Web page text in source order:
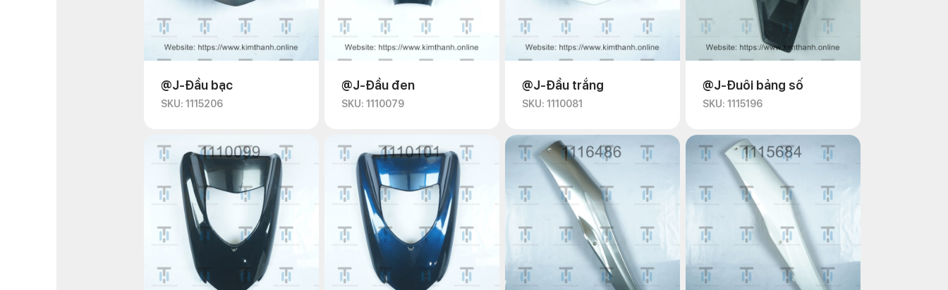
@J-Đầu bạc
SKU: 1115206
@J-Đầu đen
SKU: 1110079
@J-Đầu trắng
SKU: 1110081
@J-Đuôi bảng số
SKU: 1115196